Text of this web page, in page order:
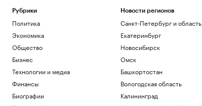
Рубрики
Политика
Экономика
Общество
Бизнес
Технологии и медиа
Финансы
Биографии
Новости регионов
Санкт-Петербург и область
Екатеринбург
Новосибирск
Омск
Башкортостан
Вологодская область
Калининград